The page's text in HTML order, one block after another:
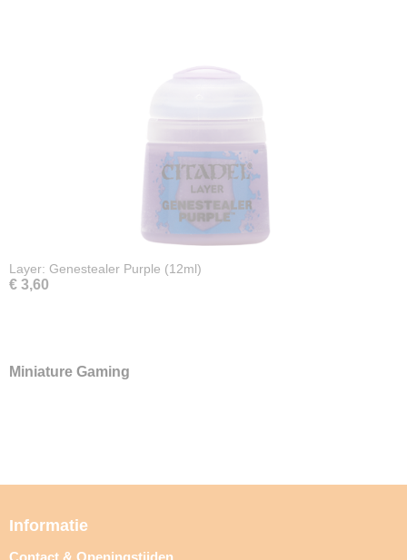
Layer: Genestealer Purple (12ml)
€ 3,60
Miniature Gaming
Informatie
Contact & Openingstijden